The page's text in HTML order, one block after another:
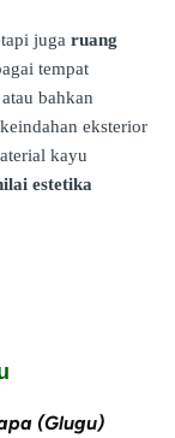
juga ruang
tempat
bahkan
eksterior
kayu
estetika
(Glugu)